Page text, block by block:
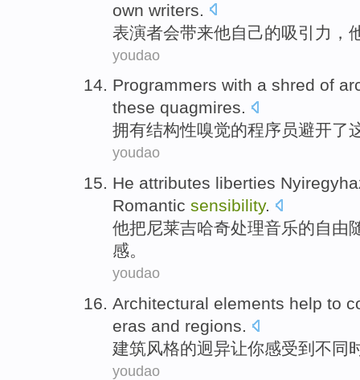
own writers
表演者会带来他自己的吸引力 ，
youdao
Programmers with a shred of
these quagmires.
拥有结构性嗅觉的程序员避开了
youdao
He attributes liberties
Romantic sensibility.
他把尼莱吉哈奇处理音乐的自由
感。
youdao
Architectural elements help to
eras and regions.
建筑风格的迥异让你感受到不同
youdao